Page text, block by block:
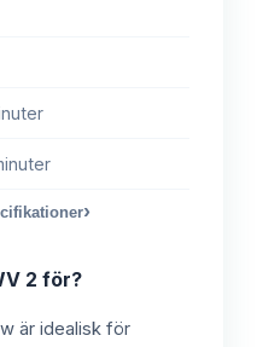
›
2 för?
är idealisk för